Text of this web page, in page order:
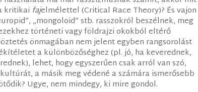
kritikai fajelmélettel (Critical Race Theory)? És vajon
„mongoloid” stb. rasszokról beszélnek, meg
történeti vagy földrajzi okokból eltérő
önmagában nem jelent egyben rangsorolást
a különbözőséghez (pl. jó, ha keverednek,
lehet, hogy egyszerűen csak arról van szó,
a másik meg védené a számára ismerősebb
Ugye, nem mindegy, ki mire gondol.